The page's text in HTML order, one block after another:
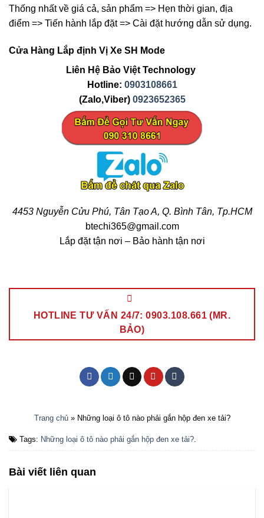
Thống nhất về giá cả, sản phẩm => Hẹn thời gian, địa
điểm => Tiến hành lắp đặt => Cài đặt hướng dẫn sử dụng.
Cửa Hàng Lắp định Vị Xe SH Mode
Liên Hệ Bảo Việt Technology
Hotline: 0903108661
(Zalo,Viber) 0923652365
4453 Nguyễn Cửu Phú, Tân Tạo A, Q. Bình Tân, Tp.HCM
btechi365@gmail.com
Lắp đặt tận nơi – Bảo hành tận nơi
HOTLINE TƯ VẤN 24/7: 0903.108.661 (MR.
BẢO)
Trang chủ» Những loại ô tô nào phải gắn hộp đen xe tải?
Tags: Những loại ô tô nào phải gắn hộp đen xe tải?.
Bài viết liên quan